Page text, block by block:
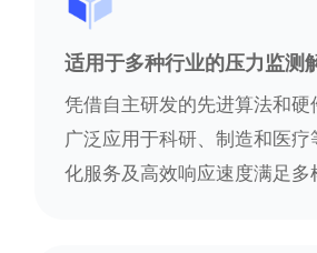
适用于多种行业的压力监测
凭借自主研发的先进算法和硬
广泛应用于科研、制造和医疗
化服务及高效响应速度满足多